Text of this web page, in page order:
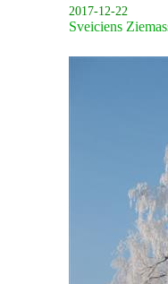
2017-12-22
Sveiciens